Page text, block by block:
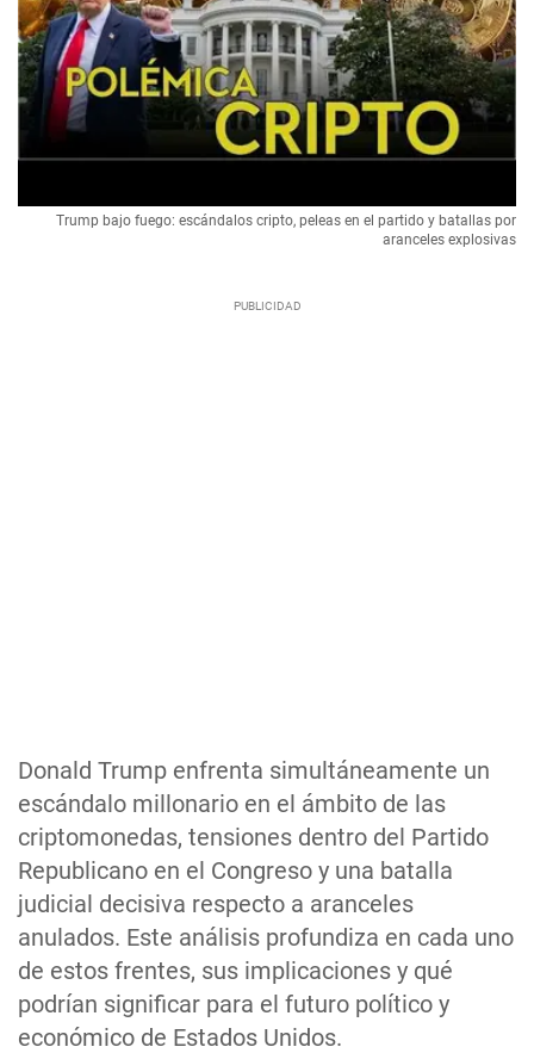
Donald Trump enfrenta simultáneamente un
escándalo millonario en el ámbito de las
criptomonedas, tensiones dentro del Partido
Republicano en el Congreso y una batalla
judicial decisiva respecto a aranceles
anulados. Este análisis profundiza en cada uno
de estos frentes, sus implicaciones y qué
podrían significar para el futuro político y
económico de Estados Unidos.
Trump bajo fuego: escándalos cripto, peleas en el partido y batallas por
aranceles explosivas